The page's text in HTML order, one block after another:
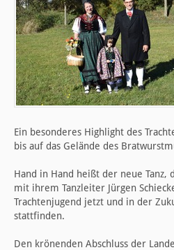
Ein besonderes Highlight des
bis auf das Gelände des
Hand in Hand heißt der neue
mit ihrem Tanzleiter Jürgen
Trachtenjugend jetzt und in der
stattfinden.
Den krönenden Abschluss der